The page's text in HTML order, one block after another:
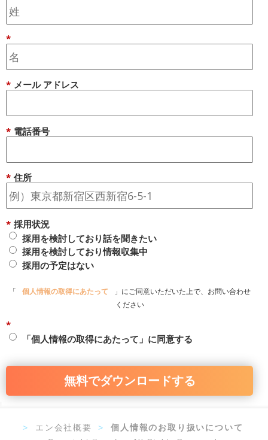
*
* メール アドレス
* 電話番号
* 住所
* 採用状況
採用を検討しており話を聞きたい
採用を検討しており情報収集中
採用の予定はない
「 個人情報の取得にあたって
」にご同意いただいた上で、お問い合わせ
ください
*
「個人情報の取得にあたって」に同意する
無料でダウンロードする
> エン会社概要 >個人情報のお取り扱いについて